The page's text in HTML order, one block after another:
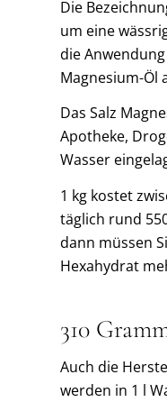
Die
um eine
die
Magnesium-Öl
Das Salz
Apotheke,
Wasser
1 kg kostet
täglich rund
dann müssen
Hexahydrat
310
Auch die
werden in 1 l